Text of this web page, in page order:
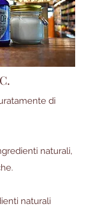
di
naturali,
naturali